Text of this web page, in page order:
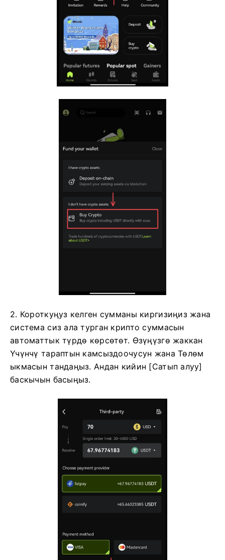
2. Короткуңуз келген сумманы киргизиңиз жана
система сиз ала турган крипто суммасын
автоматтык түрдө көрсөтөт. Өзүңүзгө жаккан
Үчүнчү тараптын камсыздоочусун жана Төлөм
ыкмасын тандаңыз.Андан кийин [Сатып алуу]
баскычын басыңыз.